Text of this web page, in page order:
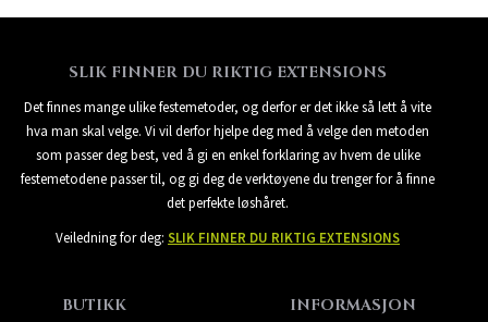
SLIK FINNER DU RIKTIG EXTENSIONS
Det finnes mange ulike festemetoder, og derfor er det ikke så lett å vite
hva man skal velge. Vi vil derfor hjelpe deg med å velge den metoden
som passer deg best, ved å gi en enkel forklaring av hvem de ulike
festemetodene passer til, og gi deg de verktøyene du trenger for å finne
det perfekte løshåret.
Veiledning for deg: SLIK FINNER DU RIKTIG EXTENSIONS
BUTIKK INFORMASJON